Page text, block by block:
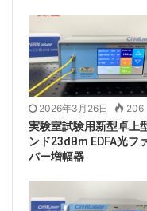
この ASE 広帯域光源
トログラム。
2026年3月26日 206
実験室試験用新型卓上
ンド23dBm EDFA光フ
バー増幅器